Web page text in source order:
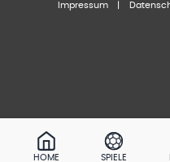
Impressum
HOME SPIELE